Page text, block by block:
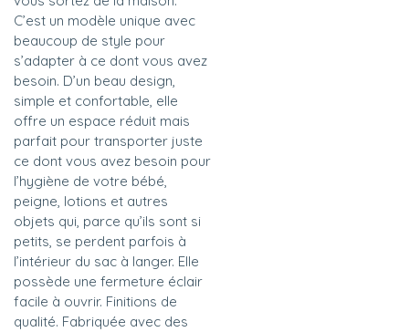
C’est un modèle unique avec
beaucoup de style pour
s’adapter à ce dont vous avez
besoin. D’un beau design,
simple et confortable, elle
offre un espace réduit mais
parfait pour transporter juste
ce dont vous avez besoin pour
l’hygiène de votre bébé,
peigne, lotions et autres
objets qui, parce qu’ils sont si
petits, se perdent parfois à
l’intérieur du sac à langer. Elle
possède une fermeture éclair
facile à ouvrir. Finitions de
qualité. Fabriquée avec des